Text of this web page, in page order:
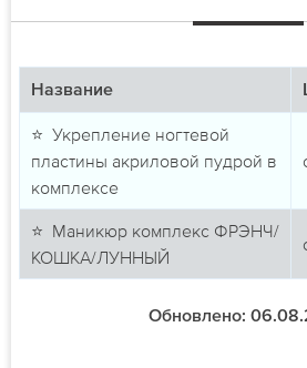
Название
⭐ Укрепление ногтевой
пластины акриловой пудрой в
комплексе
⭐ Маникюр комплекс ФРЭНЧ/
КОШКА/ЛУННЫЙ
Обновлено: